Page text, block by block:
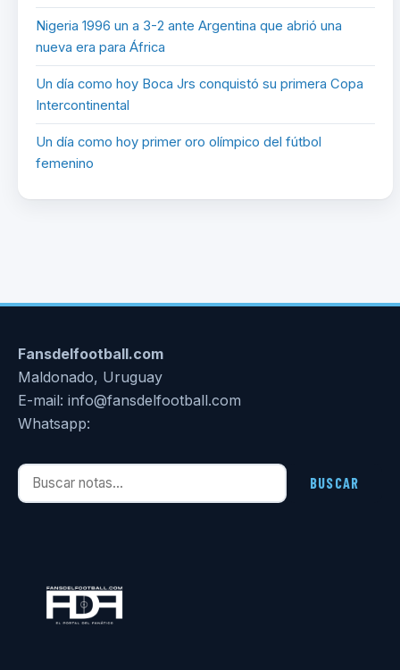
Nigeria 1996 un a 3-2 ante Argentina que abrió una
nueva era para África
Un día como hoy Boca Jrs conquistó su primera Copa
Intercontinental
Un día como hoy primer oro olímpico del fútbol
femenino
Fansdelfootball.com
Maldonado, Uruguay
E-mail: info@fansdelfootball.com
Whatsapp:
Buscar notas BUSCAR